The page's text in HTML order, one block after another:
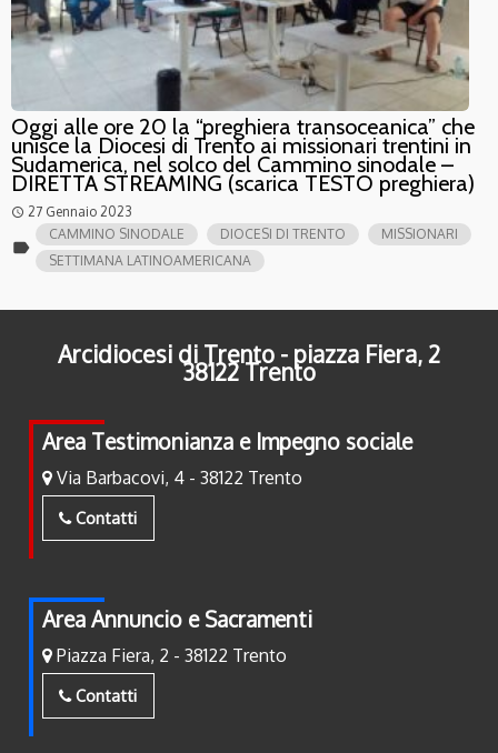
Oggi alle ore 20 la “preghiera transoceanica” che
unisce la Diocesi di Trento ai missionari trentini in
Sudamerica, nel solco del Cammino sinodale –
DIRETTA STREAMING (scarica TESTO preghiera)
access_time 27 Gennaio 2023
label
CAMMINO SINODALE DIOCESI DI TRENTO
MISSIONARI
SETTIMANA LATINOAMERICANA
Arcidiocesi di Trento - piazza Fiera, 2
38122 Trento
Area Testimonianza e Impegno sociale
Via Barbacovi, 4 - 38122 Trento
Contatti
Area Annuncio e Sacramenti
Piazza Fiera, 2 - 38122 Trento
Contatti